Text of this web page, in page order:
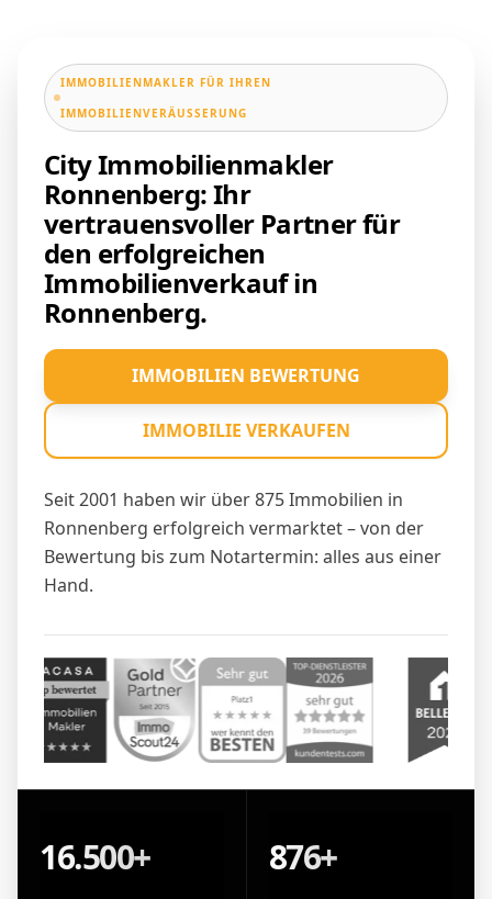
IMMOBILIENMAKLER FÜR IHREN
IMMOBILIENVERÄUSSERUNG
City Immobilienmakler
Ronnenberg: Ihr
vertrauensvoller Partner für
den erfolgreichen
Immobilienverkauf in
Ronnenberg.
Seit 2001 haben wir über 875 Immobilien in
Ronnenberg erfolgreich vermarktet – von der
Bewertung bis zum Notartermin: alles aus einer
Hand.
IMMOBILIEN BEWERTUNG
IMMOBILIE VERKAUFEN
16.500+ 876+